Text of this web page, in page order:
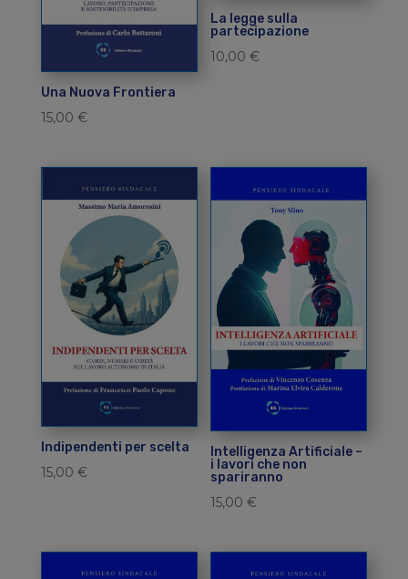
Una Nuova Frontiera
15,00 €
La legge sulla
partecipazione
10,00€
Indipendenti per scelta
15,00 €
Intelligenza Artificiale –
i lavori che non
spariranno
15,00€